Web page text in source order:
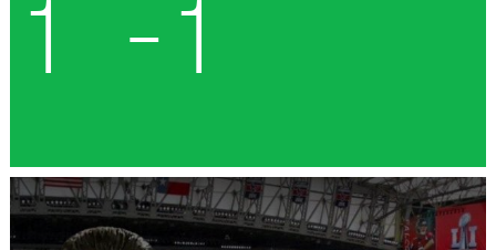
1 - 1